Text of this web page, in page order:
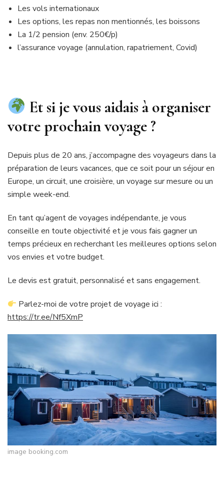
Les vols internationaux
Les options, les repas non mentionnés, les boissons
La 1/2 pension (env. 250€/p)
l’assurance voyage (annulation, rapatriement, Covid)
Et si je vous aidais à organiser
votre prochain voyage ?
Depuis plus de 20 ans, j’accompagne des voyageurs dans la
préparation de leurs vacances, que ce soit pour un séjour en
Europe, un circuit, une croisière, un voyage sur mesure ou un
simple week-end.
En tant qu’agent de voyages indépendante, je vous
conseille en toute objectivité et je vous fais gagner un
temps précieux en recherchant les meilleures options selon
vos envies et votre budget.
Le devis est gratuit, personnalisé et sans engagement.
Parlez-moi de votre projet de voyage ici :
https://tr.ee/Nf5XmP
image booking.com